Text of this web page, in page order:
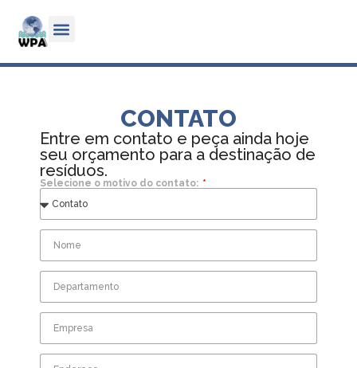
CONTATO
Selecione o motivo do contato:
Entre em contato e peça ainda hoje
seu orçamento para a destinação de
resíduos.